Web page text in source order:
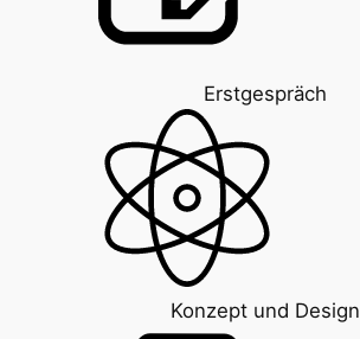
Erstgespräch
Konzept und Design